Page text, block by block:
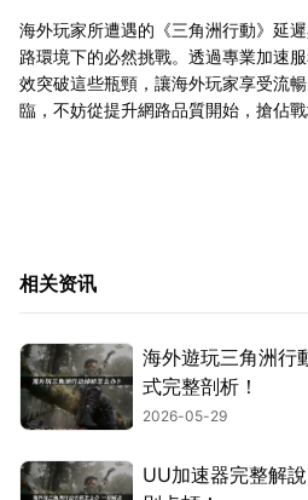
海外玩家所遭遇的《三角洲行動》延
路環境下的必然挑戰。透過專業加速
效突破這些瓶頸，讓海外玩家享受流
臨，不妨從提升網路品質開始，搶佔戰
相关资讯
海外遊玩三角洲行
式完整剖析！
2026-05-29
UU加速器完整解